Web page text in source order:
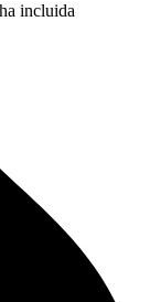
incluida